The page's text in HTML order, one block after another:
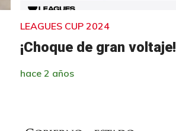
LEAGUES CUP 2024
¡Choque de gran voltaje!
hace 2 años